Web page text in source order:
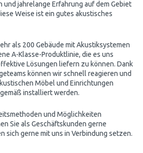
jahrelange Erfahrung auf dem Gebiet
Weise ist ein gutes akustisches
als 200 Gebäude mit Akustiksystemen
A-Klasse-Produktlinie, die es uns
Lösungen liefern zu können. Dank
können wir schnell reagieren und
Möbel und Einrichtungen
installiert werden.
und Möglichkeiten
Sie als Geschäftskunden gerne
sich gerne mit uns in Verbindung setzen.